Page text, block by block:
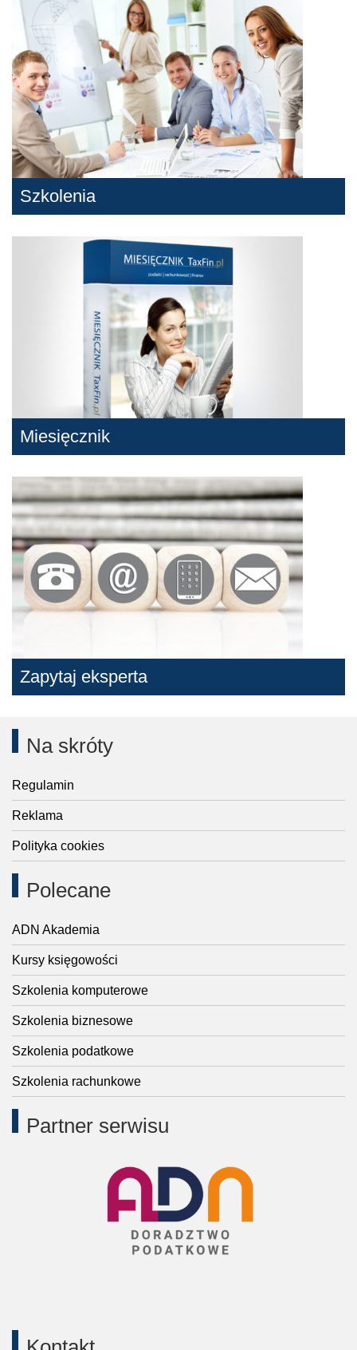
Szkolenia
Miesięcznik
Zapytaj eksperta
Na skróty
Regulamin
Reklama
Polityka cookies
Polecane
ADN Akademia
Kursy księgowości
Szkolenia komputerowe
Szkolenia biznesowe
Szkolenia podatkowe
Szkolenia rachunkowe
Partner serwisu